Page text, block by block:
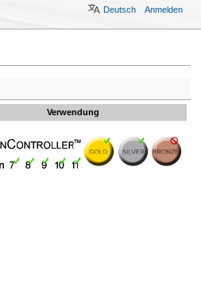
Verwendung
Deutsch Anmelden